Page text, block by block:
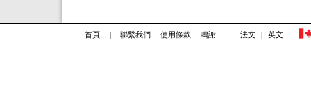
首頁 聯繫我們 使用條款 鳴謝 法文 英文